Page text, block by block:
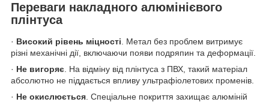
Переваги накладного алюмінієвого
плінтуса
· Високий рівень міцності . Метал без проблем витримує
різні механічні дії, включаючи появи подряпин та деформації.
· Не вигоряє . На відміну від плінтуса з ПВХ, такий матеріал
абсолютно не піддається впливу ультрафіолетових променів.
· Не окислюється . Спеціальне покриття захищає алюміній